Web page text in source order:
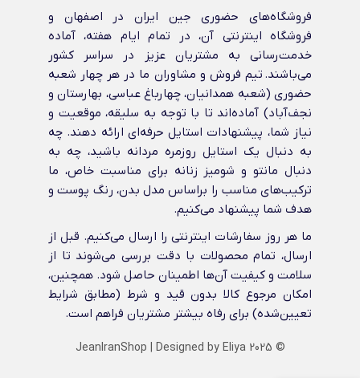
فروشگاه‌های حضوری جین ایران در اصفهان و
فروشگاه اینترنتی آن، در تمام ایام هفته، آماده
خدمت‌رسانی به مشتریان عزیز در سراسر کشور
می‌باشند. تیم فروش و مشاوران ما در هر چهار شعبه
حضوری (شعبه همدانیان، چهارباغ عباسی، بهارستان و
نجف‌آباد) آماده‌اند تا با توجه به سلیقه، موقعیت و
نیاز شما، پیشنهادات استایل حرفه‌ای ارائه دهند. چه
به دنبال یک استایل روزمره مردانه باشید، چه به
دنبال مانتو و شومیز زنانه برای مناسبت خاص، ما
ترکیب‌های مناسب را براساس مدل بدن، رنگ پوست و
هدف شما پیشنهاد می‌کنیم.
ما هر روز سفارشات اینترنتی را ارسال می‌کنیم. قبل از
ارسال، تمام محصولات با دقت بررسی می‌شوند تا از
سلامت و کیفیت آن‌ها اطمینان حاصل شود. همچنین،
امکان مرجوع کالا بدون قید و شرط (مطابق شرایط
تعیین‌شده) برای رفاه بیشتر مشتریان فراهم است.
© 2025
JeanIranShop | Designed by Eliya